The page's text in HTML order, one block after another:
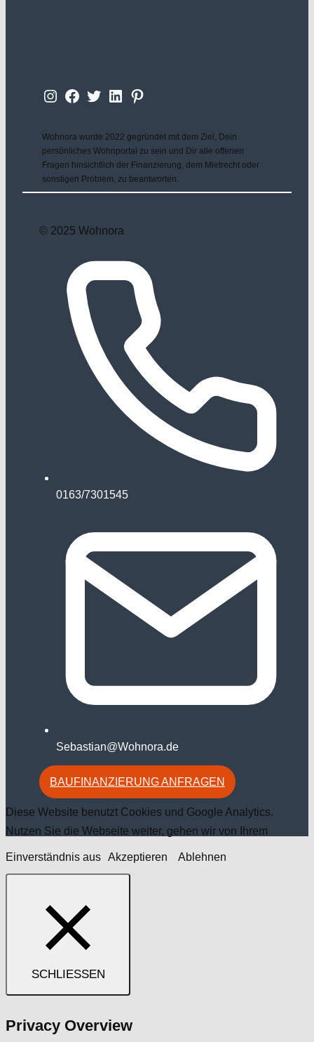
Instagram
Facebook
Twitter
LinkedIn
Wohnora
Wohnora wurde 2022 gegründet mit dem Ziel, Dein
persönliches Wohnportal zu sein und Dir alle offenen
Fragen hinsichtlich der Finanzierung, dem Mietrecht oder
sonstigen Problem, zu beantworten.
© 2025 Wohnora
0163/7301545
Sebastian@Wohnora.de
BAUFINANZIERUNG ANFRAGEN
Diese Website benutzt Cookies und Google Analytics.
Nutzen Sie die Webseite weiter, gehen wir von Ihrem
Einverständnis aus Akzeptieren Ablehnen
SCHLIESSEN
Privacy Overview